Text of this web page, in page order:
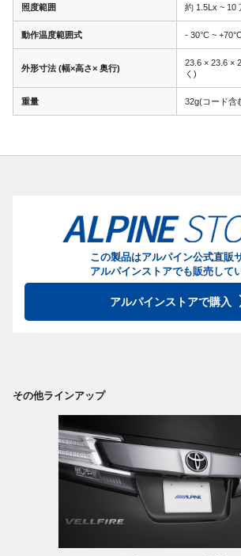
照度範囲 約 1.5Lx ~ 10
動作温度範囲式 - 30°C ~
外形寸法 (幅×高さ× 奥行)
23.6 × 23.6 ×
く)
重量 32g(コード含
この製品はアルパイン公式直販
アルパインストアでも販売して
アルパインストアで購入
その他ラインアップ